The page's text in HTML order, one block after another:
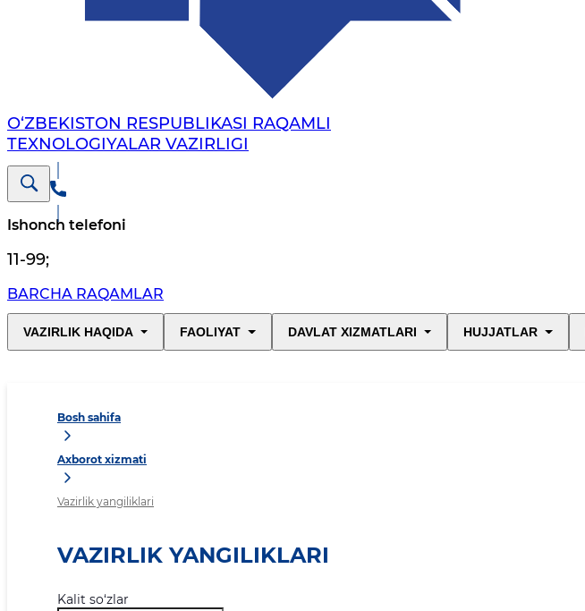
O‘ZBEKISTON RESPUBLIKASI RAQAMLI
TEXNOLOGIYALAR VAZIRLIGI
Ishonch telefoni
11-99;
BARCHA RAQAMLAR
VAZIRLIK HAQIDA FAOLIYAT DAVLAT XIZMATLARI HUJJATLAR
Bosh sahifa
Axborot xizmati
Vazirlik yangiliklari
VAZIRLIK YANGILIKLARI
Kalit so‘zlar